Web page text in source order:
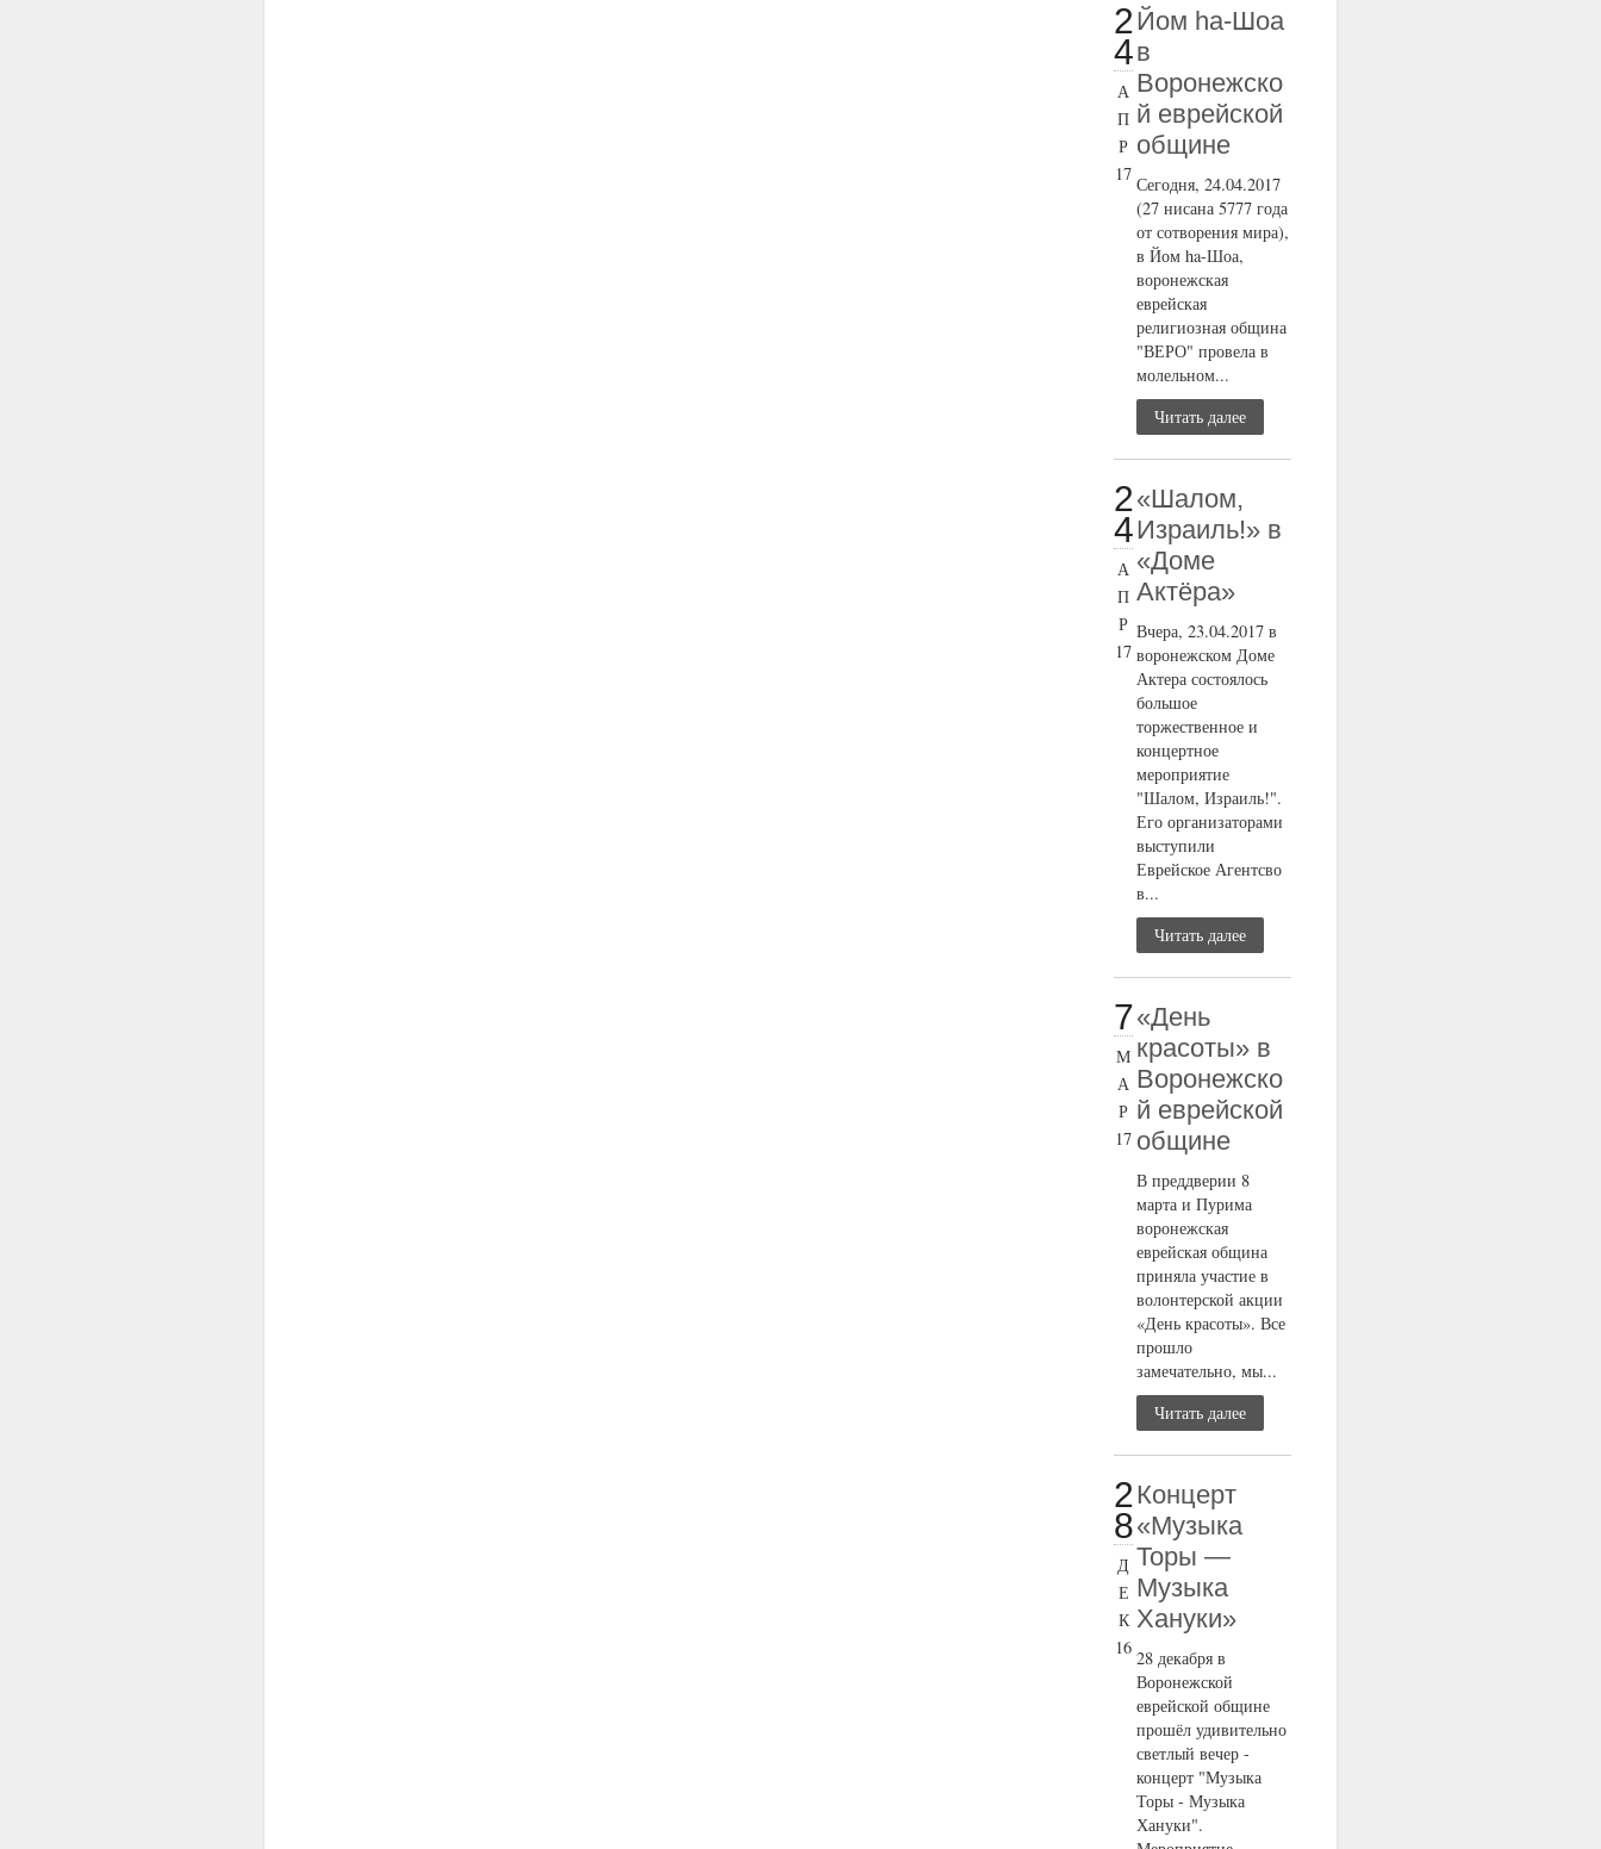
2
4
А
П
Р
17
Йом ha-Шоа
в
Воронежско
й еврейской
общине
Сегодня, 24.04.2017
(27 нисана 5777 года
от сотворения мира),
в Йом ha-Шоа,
воронежская
еврейская
религиозная община
"ВЕРО" провела в
молельном...
Читать далее
2
4
А
П
Р
17
«Шалом,
Израиль!» в
«Доме
Актёра»
Вчера, 23.04.2017 в
воронежском Доме
Актера состоялось
большое
торжественное и
концертное
мероприятие
"Шалом, Израиль!".
Его организаторами
выступили
Еврейское Агентсво
в...
Читать далее
7
М
А
Р
17
«День
красоты» в
Воронежско
й еврейской
общине
В преддверии 8
марта и Пурима
воронежская
еврейская община
приняла участие в
волонтерской акции
«День красоты». Все
прошло
замечательно, мы...
Читать далее
2
8
Д
Е
К
16
Концерт
«Музыка
Торы —
Музыка
Хануки»
28 декабря в
Воронежской
еврейской общине
прошёл удивительно
светлый вечер -
концерт "Музыка
Торы - Музыка
Хануки".